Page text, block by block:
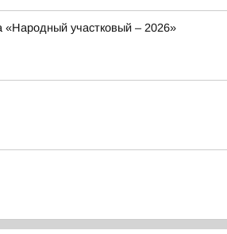
«Народный участковый – 2026»